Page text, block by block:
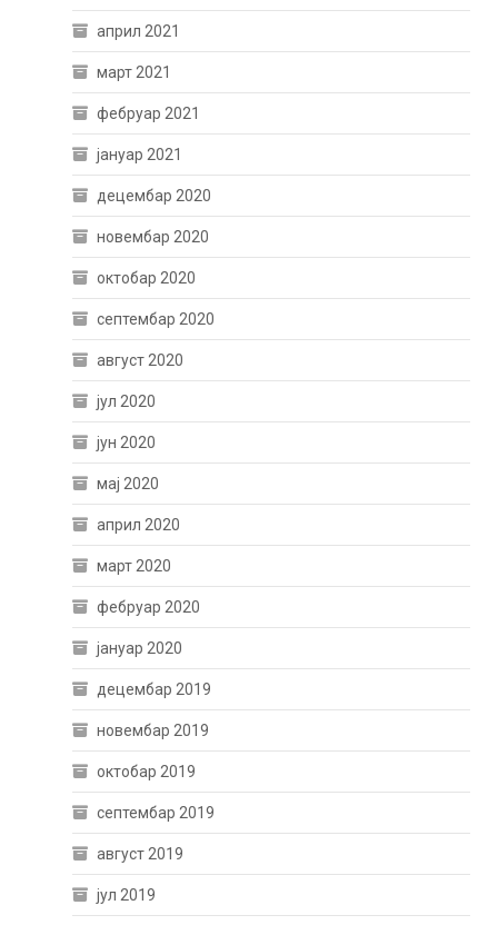
април 2021
март 2021
фебруар 2021
јануар 2021
децембар 2020
новембар 2020
октобар 2020
септембар 2020
август 2020
јул 2020
јун 2020
мај 2020
април 2020
март 2020
фебруар 2020
јануар 2020
децембар 2019
новембар 2019
октобар 2019
септембар 2019
август 2019
јул 2019